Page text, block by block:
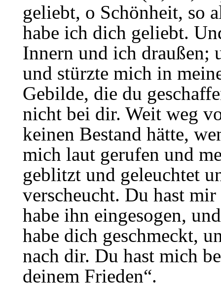
geliebt, o Schönheit, so
habe ich dich geliebt.
Innern und ich draußen;
und stürzte mich in
Gebilde, die du
nicht bei dir. Weit weg
keinen Bestand hätte,
mich laut gerufen und
geblitzt und geleuchtet
verscheucht. Du hast
habe ihn eingesogen,
habe dich geschmeckt,
nach dir. Du hast mich
deinem Frieden“.